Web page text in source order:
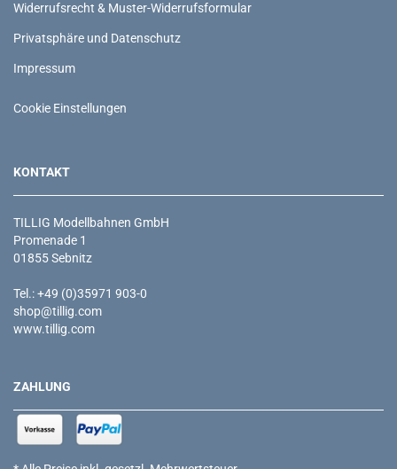
Widerrufsrecht & Muster-Widerrufsformular
Privatsphäre und Datenschutz
Impressum
Cookie Einstellungen
KONTAKT
TILLIG Modellbahnen GmbH
Promenade 1
01855 Sebnitz
Tel.: +49 (0)35971 903-0
shop@tillig.com
www.tillig.com
ZAHLUNG